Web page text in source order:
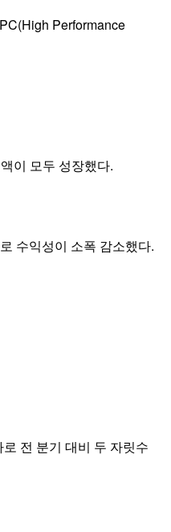
Performance
이 모두 성장했다.
수익성이 소폭 감소했다.
전 분기 대비 두 자릿수